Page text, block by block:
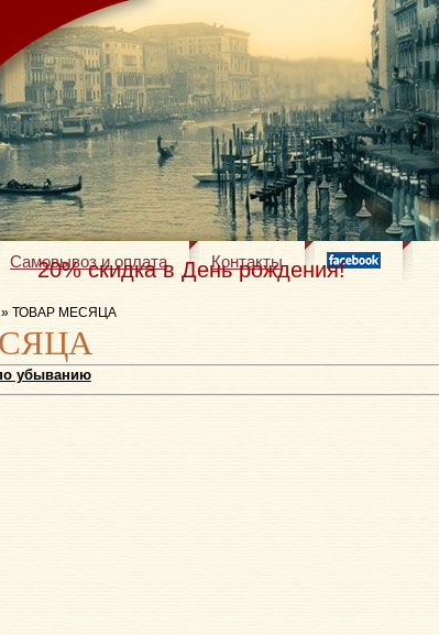
Самовывоз и оплата Контакты
20% скидка в День рождения!
ТОВАР МЕСЯЦА
убыванию